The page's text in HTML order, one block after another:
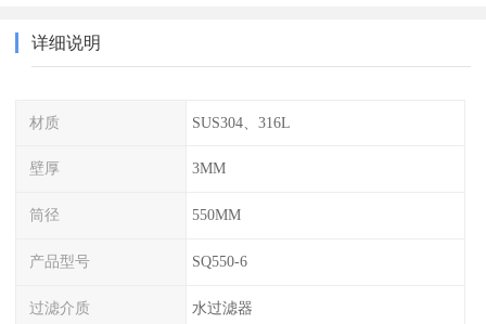
详细说明
材质 SUS304、316L
壁厚 3MM
筒径 550MM
产品型号 SQ550-6
过滤介质 水过滤器